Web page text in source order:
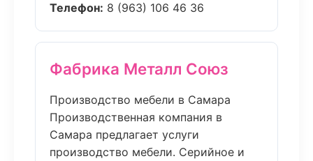
Телефон: 8 (963) 106 46 36
Фабрика Металл Союз
Производство мебели в Самара
Производственная компания в
Самара предлагает услуги
производство мебели. Серийное и